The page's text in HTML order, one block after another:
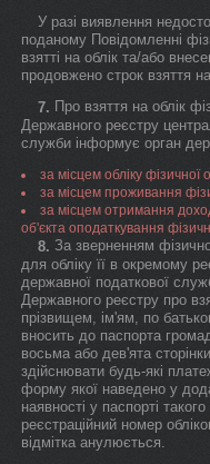
У разі виявлення
поданому Повідомленні
взятті на облік та/або
продовжено строк взяття
7. Про взяття на облік
Державного реєстру
служби інформує орган
за місцем обліку фізичної
за місцем проживання
за місцем отримання
об'єкта оподаткування
8. За зверненням
для обліку її в окремому
державної податкової
Державного реєстру про
прізвищем, ім'ям, по
вносить до паспорта
восьма або дев'ята
здійснювати будь-які
форму якої наведено у
наявності у паспорті
реєстраційний номер
відмітка анулюється.